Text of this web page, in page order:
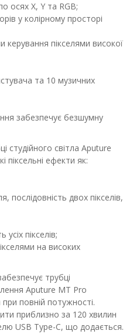
осях X, Y та RGB;
у колірному просторі
пікселями високої
та 10 музичних
забезпечує безшумну
студійного світла Aputure
ефекти як:
послідовність двох пікселів,
пікселів;
на високих
трубці
Aputure MT Pro
повній потужності.
приблизно за 120 хвилин
USB Type-C, що додається.